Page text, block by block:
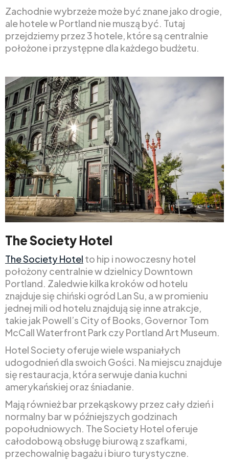
Zachodnie wybrzeże może być znane jako drogie,
ale hotele w Portland nie muszą być. Tutaj
przejdziemy przez 3 hotele, które są centralnie
położone i przystępne dla każdego budżetu.
The Society Hotel
The Society Hotel to hip i nowoczesny hotel
położony centralnie w dzielnicy Downtown
Portland. Zaledwie kilka kroków od hotelu
znajduje się chiński ogród Lan Su, a w promieniu
jednej mili od hotelu znajdują się inne atrakcje,
takie jak Powell’s City of Books, Governor Tom
McCall Waterfront Park czy Portland Art Museum.
Hotel Society oferuje wiele wspaniałych
udogodnień dla swoich Gości. Na miejscu znajduje
się restauracja, która serwuje dania kuchni
amerykańskiej oraz śniadanie.
Mają również bar przekąskowy przez cały dzień i
normalny bar w późniejszych godzinach
popołudniowych. The Society Hotel oferuje
całodobową obsługę biurową z szafkami,
przechowalnię bagażu i biuro turystyczne.